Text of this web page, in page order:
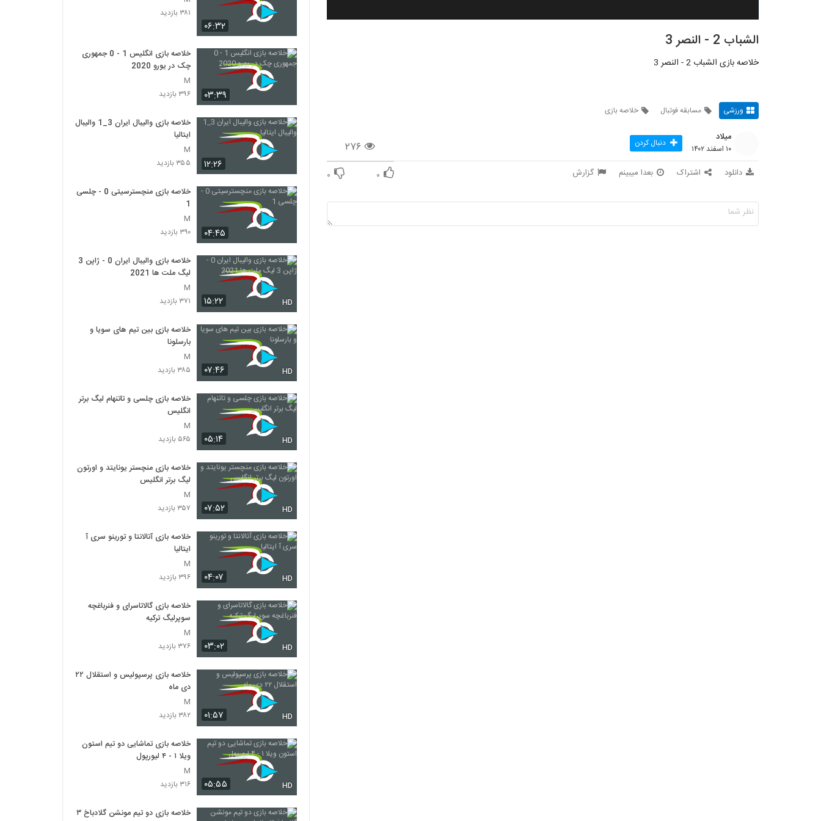
الشباب 2 - النصر 3
خلاصه بازی الشباب 2 - النصر 3
ورزشی مسابقه فوتبال خلاصه بازی
۲۷۶
میلاد
۱۰ اسفند ۱۴۰۲ دنبال کردن
دانلود اشتراک بعدا میبینم گزارش ۰ ۰
۰۶:۳۲
۳۸۱ بازدید
۰۳:۳۹
خلاصه بازی انگلیس 1 - 0 جمهوری
چک در یورو 2020
M
۳۹۶ بازدید
۱۲:۲۶
خلاصه بازی والیبال ایران 3_1 والیبال
ایتالیا
M
۳۵۵ بازدید
۰۴:۴۵
خلاصه بازی منچسترسیتی 0 - چلسی
1
M
۳۹۰ بازدید
۱۵:۲۲ HD
خلاصه بازی والیبال ایران 0 - ژاپن 3
لیگ ملت ها 2021
M
۳۷۱ بازدید
۰۷:۴۶ HD
خلاصه بازی بین تیم های سویا و
بارسلونا
M
۳۸۵ بازدید
۰۵:۱۴ HD
خلاصه بازی چلسی و تاتنهام لیگ برتر
انگلیس
M
۵۶۵ بازدید
۰۷:۵۲ HD
خلاصه بازی منچستر یونایتد و اورتون
لیگ برتر انگلیس
M
۳۵۷ بازدید
۰۴:۰۷ HD
خلاصه بازی آتالانتا و تورینو سری آ
ایتالیا
M
۳۹۶ بازدید
۰۳:۰۲ HD
خلاصه بازی گالاتاسرای و فنرباغچه
سوپرلیگ ترکیه
M
۳۷۶ بازدید
۰۱:۵۷ HD
خلاصه بازی پرسپولیس و استقلال ۲۲
دی ماه
M
۳۸۲ بازدید
۰۵:۵۵ HD
خلاصه بازی تماشایی دو تیم استون
ویلا ۱ - ۴ لیورپول
M
۳۱۶ بازدید
خلاصه بازی دو تیم مونشن گلادباخ ۳